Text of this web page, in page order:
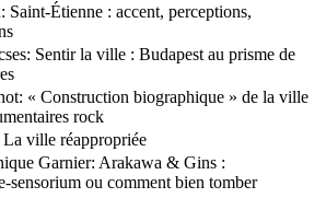
Étienne : accent, perceptions,
Sentir la ville : Budapest au prisme de
« Construction biographique » de la ville
rock
ville réappropriée
Garnier: Arakawa & Gins :
sensorium ou comment bien tomber